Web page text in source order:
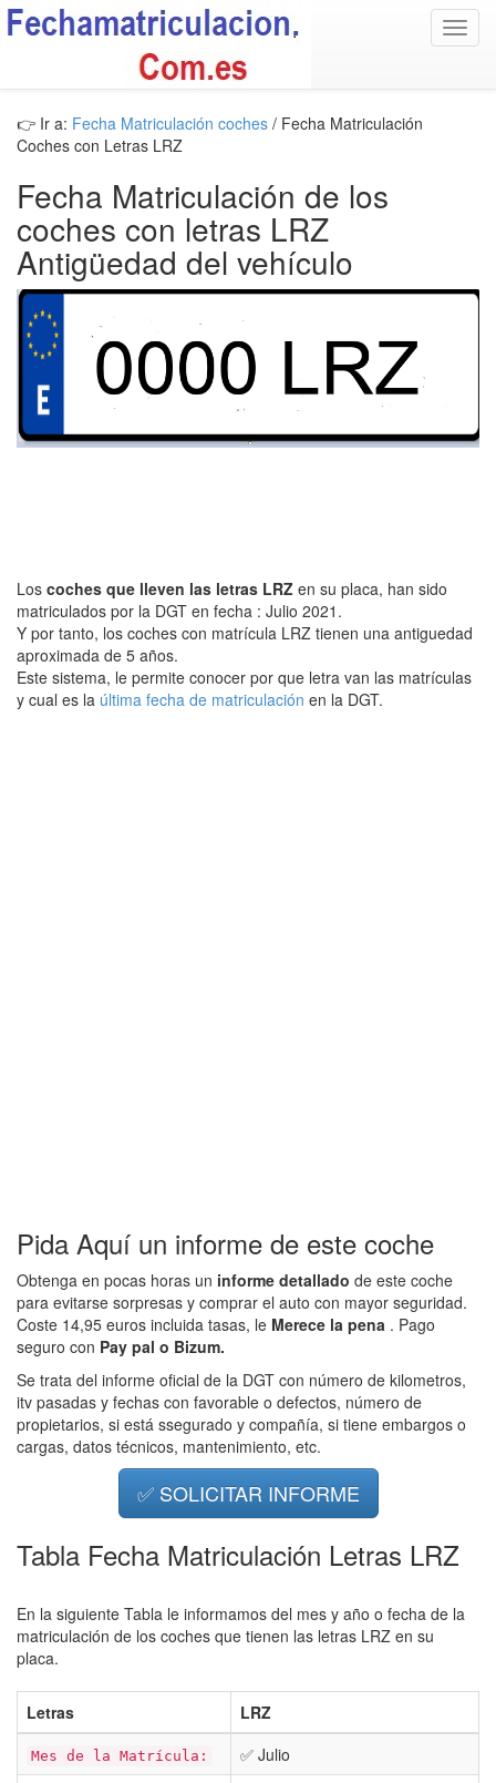
👉 Ir a: Fecha Matriculación coches / Fecha Matriculación
Coches con Letras LRZ
Fecha Matriculación de los
coches con letras LRZ
Antigüedad del vehículo
Los coches que lleven las letras LRZ en su placa, han sido
matriculados por la DGT en fecha : Julio 2021.
Y por tanto, los coches con matrícula LRZ tienen una antiguedad
aproximada de 5 años.
Este sistema, le permite conocer por que letra van las matrículas
y cual es la última fecha de matriculación en la DGT.
Pida Aquí un informe de este coche
Obtenga en pocas horas un informe detallado de este coche
para evitarse sorpresas y comprar el auto con mayor seguridad.
Coste 14,95 euros incluida tasas, le Merece la pena . Pago
seguro con Pay pal o Bizum.
Se trata del informe oficial de la DGT con número de kilometros,
itv pasadas y fechas con favorable o defectos, número de
propietarios, si está ssegurado y compañía, si tiene embargos o
cargas, datos técnicos, mantenimiento, etc.
✅ SOLICITAR INFORME
Tabla Fecha Matriculación Letras LRZ
En la siguiente Tabla le informamos del mes y año o fecha de la
matriculación de los coches que tienen las letras LRZ en su
placa.
Letras LRZ
Mes de la Matrícula: ✅ Julio